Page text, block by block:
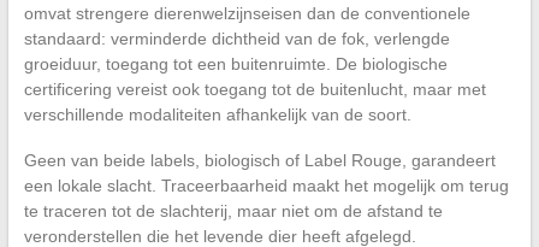
omvat strengere dierenwelzijnseisen dan de conventionele
standaard: verminderde dichtheid van de fok, verlengde
groeiduur, toegang tot een buitenruimte. De biologische
certificering vereist ook toegang tot de buitenlucht, maar met
verschillende modaliteiten afhankelijk van de soort.
Geen van beide labels, biologisch of Label Rouge, garandeert
een lokale slacht. Traceerbaarheid maakt het mogelijk om terug
te traceren tot de slachterij, maar niet om de afstand te
veronderstellen die het levende dier heeft afgelegd.